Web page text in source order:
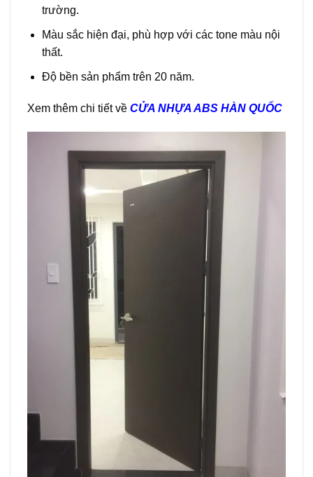
trường.
Màu sắc hiện đại, phù hợp với các tone màu nội
thất.
Độ bền sản phẩm trên 20 năm.
Xem thêm chi tiết về CỬA NHỰA ABS HÀN QUỐC